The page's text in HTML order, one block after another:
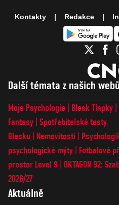
Další témata z našich webů
Moje Psychologie Blesk Tlapky
Fantasy Spotřebitelské testy
Blesku
Nemovitosti
psychologické mýty
Fotbalové
prostor Level 9 OKTAGON 92:
2026/27
Aktuálně
Kontakty Redakce